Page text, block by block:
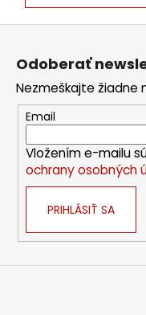
Z
Odoberať
Nezmeškajte žiadne
Email
Vložením e-mailu
ochrany osobných
PRIHLÁSIŤ SA